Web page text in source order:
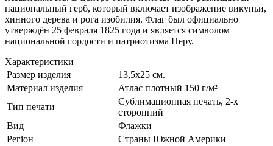
национальный герб, который включает изображение викуньи,
хинного дерева и рога изобилия. Флаг был официально
утверждён 25 февраля 1825 года и является символом
национальной гордости и патриотизма Перу.
Характеристики
Размер изделия
13,5х25 см.
Материал изделия
Атлас плотный 150 г/м²
Тип печати
Сублимационная печать, 2-х
сторонний
Вид
Флажки
Регіон
Страны Южной Америки